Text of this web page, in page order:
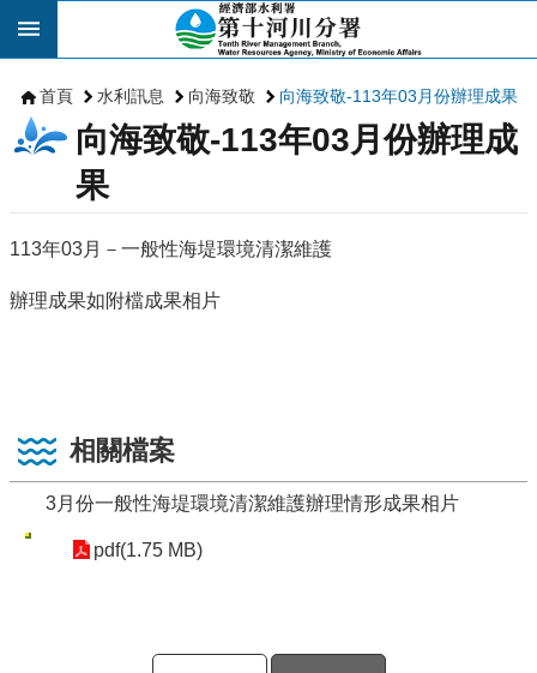
跳到主要內容區塊
首頁 水利訊息 向海致敬 向海致敬-113年03月份辦理成果
向海致敬-113年03月份辦理成
果
113年03月－一般性海堤環境清潔維護
辦理成果如附檔成果相片
相關檔案
3月份一般性海堤環境清潔維護辦理情形成果相片
pdf(1.75 MB)